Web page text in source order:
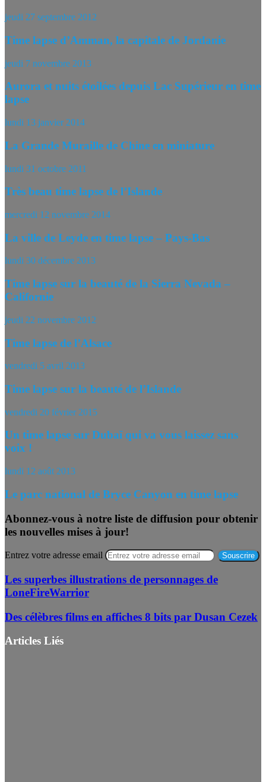
jeudi 27 septembre 2012
Time lapse d’Amman, la capitale de Jordanie
jeudi 7 novembre 2013
Aurora et nuits étoilées depuis Lac Supérieur en time
lapse
lundi 13 janvier 2014
La Grande Muraille de Chine en miniature
lundi 31 octobre 2011
Très beau time lapse de l’Islande
mercredi 12 novembre 2014
La ville de Leyde en time lapse – Pays-Bas
lundi 30 décembre 2013
Time lapse sur la beauté de la Sierra Nevada –
Californie
jeudi 22 novembre 2012
Time lapse de l’Alsace
vendredi 5 avril 2013
Time lapse sur la beauté de l’Islande
vendredi 20 février 2015
Un time lapse sur Dubaï qui va vous laissez sans
voix !
lundi 12 août 2013
Le parc national de Bryce Canyon en time lapse
Abonnez-vous à notre liste de diffusion pour obtenir
les nouvelles mises à jour!
Entrez votre adresse email
Les superbes illustrations de personnages de
LoneFireWarrior
Des célèbres films en affiches 8 bits par Dusan Cezek
Articles Liés